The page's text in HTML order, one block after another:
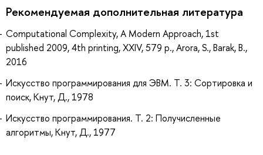
Рекомендуемая дополнительная литература
Computational Complexity, A Modern Approach, 1st
published 2009, 4th printing, XXIV, 579 p., Arora, S., Barak, B.,
2016
Искусство программирования для ЭВМ. Т. 3: Сортировка и
поиск, Кнут, Д., 1978
Искусство программирования. Т. 2: Получисленные
алгоритмы, Кнут, Д., 1977